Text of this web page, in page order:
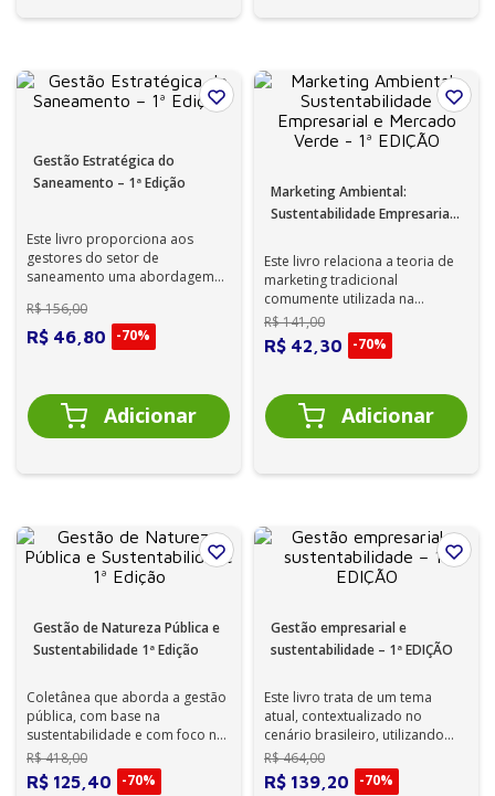
Gestão Estratégica do
Saneamento – 1ª Edição
Este livro proporciona aos
gestores do setor de
saneamento uma abordagem
discute conceit...
R$156,00
R$ 46 80 -70%
Marketing Ambiental:
Sustentabilidade Empresarial
Este livro relaciona a teoria de
marketing tradicional
comumente utilizada na
Administração com o marketing
ambientalmen...
R$141,00
R$ 42 30 -70%
Gestão de Natureza Pública e
Sustentabilidade 1ª Edição
Coletânea que aborda a gestão
pública, com base na
sustentabilidade e com foco no
desenvolvimento sustentável.
R$418,00
R$ 125 40 -70%
Gestão empresarial e
sustentabilidade – 1ª EDIÇÃO
Este livro trata de um tema
atual, contextualizado no
cenário brasileiro, utilizando
linguagem acessível ao leitor
inter...
R$464,00
R$ 139 20 -70%